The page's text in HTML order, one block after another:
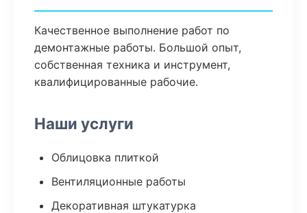
Качественное выполнение работ по
демонтажные работы. Большой опыт,
собственная техника и инструмент,
квалифицированные рабочие.
Наши услуги
Облицовка плиткой
Вентиляционные работы
Декоративная штукатурка